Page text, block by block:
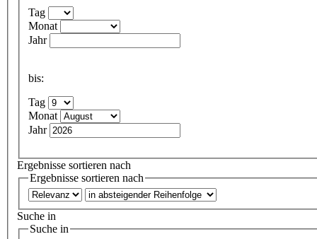
Tag
Monat
Jahr
bis:
Tag
Monat
Jahr
Ergebnisse sortieren nach
Ergebnisse sortieren nach
Suche in
Suche in